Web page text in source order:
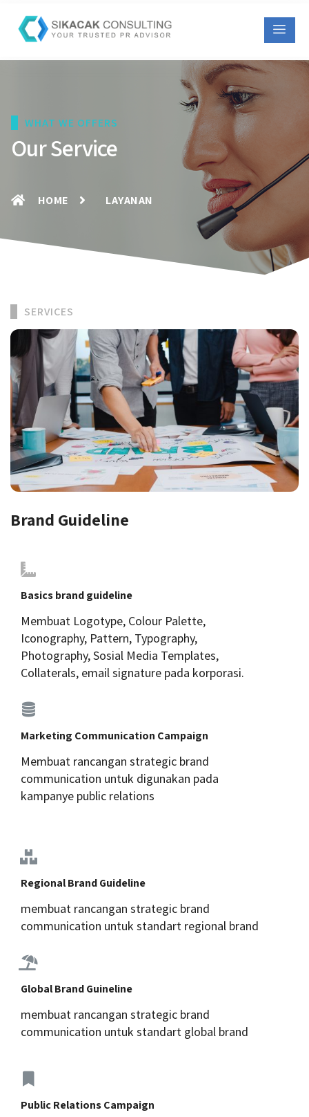
WHAT WE OFFERS
Our Service
HOME LAYANAN
SERVICES
Brand Guideline
Basics brand guideline
Membuat Logotype, Colour Palette,
Iconography, Pattern, Typography,
Photography, Sosial Media Templates,
Collaterals, email signature pada korporasi.
Marketing Communication Campaign
Membuat rancangan strategic brand
communication untuk digunakan pada
kampanye public relations
Regional Brand Guideline
membuat rancangan strategic brand
communication untuk standart regional brand
Global Brand Guineline
membuat rancangan strategic brand
communication untuk standart global brand
Public Relations Campaign